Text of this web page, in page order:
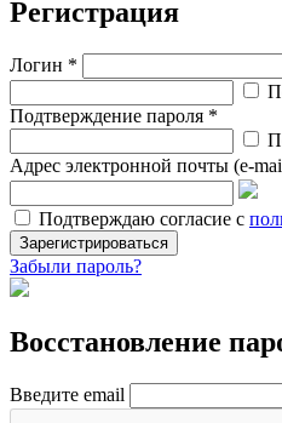
Регистрация
Логин *
Подтверждение пароля *
Адрес электронной почты (e-
Подтверждаю согласие с
Зарегистрироваться
Забыли пароль?
Восстановление
Введите email